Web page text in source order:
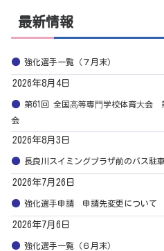
最新情報
強化選手一覧（７月末）
2026年8月4日
第61回 全国⾼等専⾨学校体育⼤会
会
2026年8月3日
長良川スイミングプラザ前のバス駐
2026年7月26日
強化選手申請 申請先変更について
2026年7月6日
強化選手一覧（６月末）